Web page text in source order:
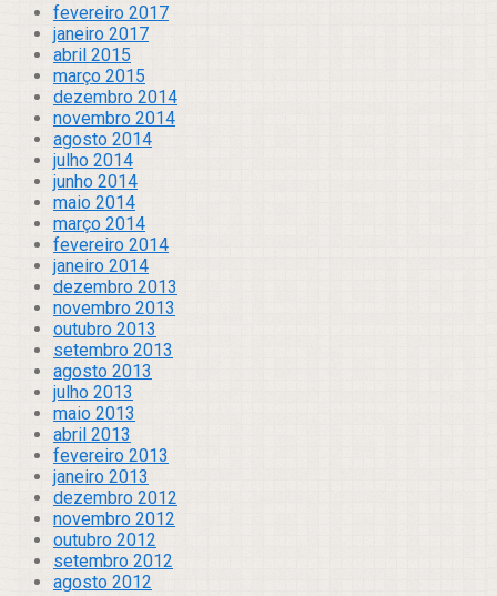
fevereiro 2017
janeiro 2017
abril 2015
março 2015
dezembro 2014
novembro 2014
agosto 2014
julho 2014
junho 2014
maio 2014
março 2014
fevereiro 2014
janeiro 2014
dezembro 2013
novembro 2013
outubro 2013
setembro 2013
agosto 2013
julho 2013
maio 2013
abril 2013
fevereiro 2013
janeiro 2013
dezembro 2012
novembro 2012
outubro 2012
setembro 2012
agosto 2012